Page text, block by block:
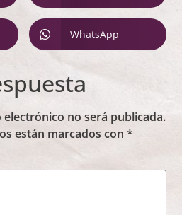
WhatsApp
no será publicada.
están marcados con*